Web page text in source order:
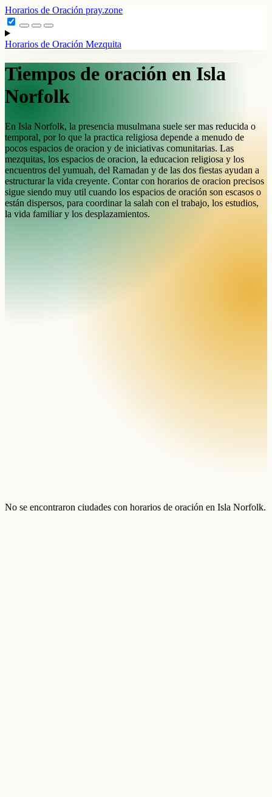
Horarios de Oración pray.zone
Horarios de Oración Mezquita
Tiempos de oración en Isla
Norfolk
En Isla Norfolk, la presencia musulmana suele ser mas reducida o
temporal, por lo que la practica religiosa depende a menudo de
pocos espacios de oracion y de iniciativas comunitarias. Las
mezquitas, los espacios de oracion, la educacion religiosa y los
encuentros del yumuah, del Ramadan y de las dos fiestas ayudan a
estructurar la vida creyente. Contar con horarios de oracion precisos
sigue siendo muy util cuando los espacios de oración son escasos o
están dispersos, para coordinar la salah con el trabajo, los estudios,
la vida familiar y los desplazamientos.
No se encontraron ciudades con horarios de oración en Isla Norfolk.